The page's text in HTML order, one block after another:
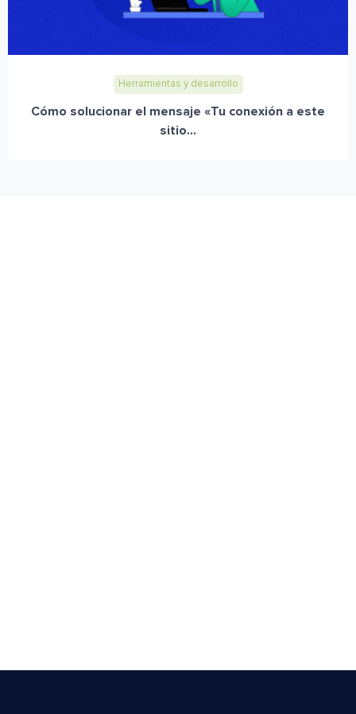
Herramientas y desarrollo
Cómo solucionar el mensaje «Tu conexión a este
sitio...